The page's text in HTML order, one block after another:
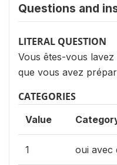
Questions and
LITERAL QUESTION
Vous êtes-vous
que vous avez
CATEGORIES
Value
1 oui avec